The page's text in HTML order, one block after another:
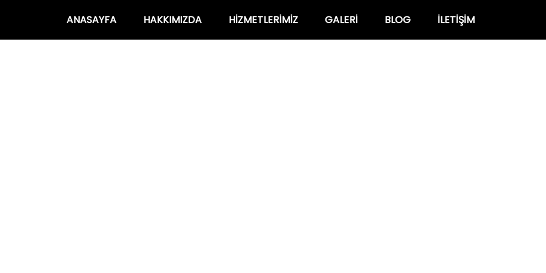
ANASAYFA HAKKIMIZDA HIZMETLERIMIZ GALERI BLOG İLETIŞIM